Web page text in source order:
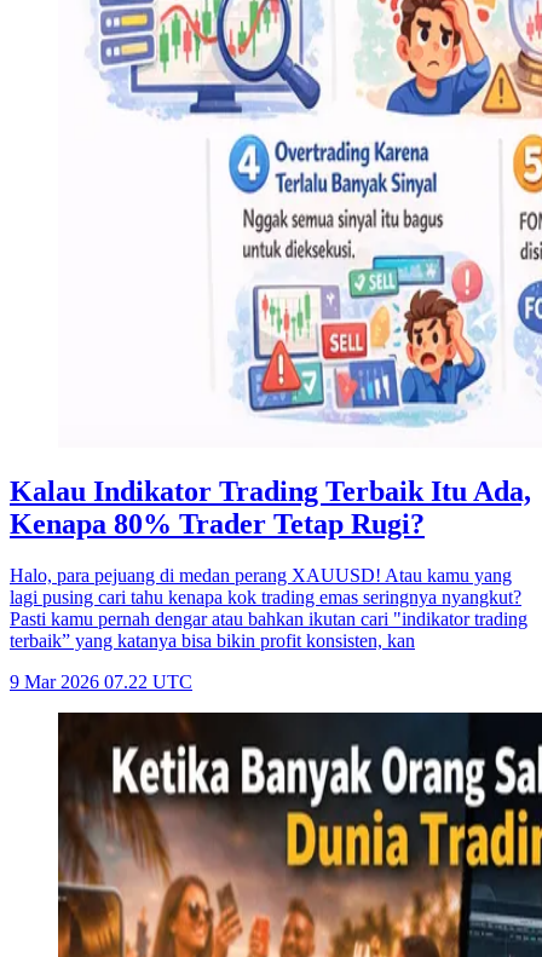
Kalau Indikator Trading Terbaik Itu Ada,
Kenapa 80% Trader Tetap Rugi?
Halo, para pejuang di medan perang XAUUSD! Atau kamu yang
lagi pusing cari tahu kenapa kok trading emas seringnya nyangkut?
Pasti kamu pernah dengar atau bahkan ikutan cari "indikator trading
terbaik” yang katanya bisa bikin profit konsisten, kan
9 Mar 2026 07.22 UTC